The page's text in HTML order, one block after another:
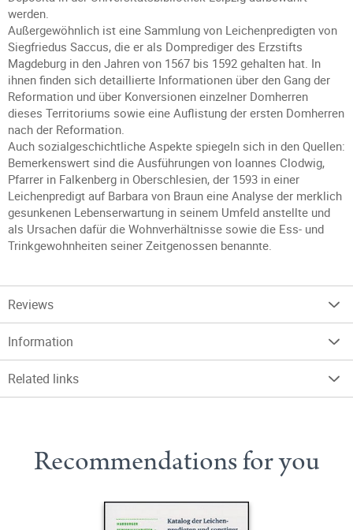
werden.
Außergewöhnlich ist eine Sammlung von Leichenpredigten von
Siegfriedus Saccus, die er als Domprediger des Erzstifts
Magdeburg in den Jahren von 1567 bis 1592 gehalten hat. In
ihnen finden sich detaillierte Informationen über den Gang der
Reformation und über Konversionen einzelner Domherren
dieses Territoriums sowie eine Auflistung der ersten Domherren
nach der Reformation.
Auch sozialgeschichtliche Aspekte spiegeln sich in den Quellen:
Bemerkenswert sind die Ausführungen von Ioannes Clodwig,
Pfarrer in Falkenberg in Oberschlesien, der 1593 in einer
Leichenpredigt auf Barbara von Braun eine Analyse der merklich
gesunkenen Lebenserwartung in seinem Umfeld anstellte und
als Ursachen dafür die Wohnverhältnisse sowie die Ess- und
Trinkgewohnheiten seiner Zeitgenossen benannte.
Reviews
Information
Related links
Recommendations for you